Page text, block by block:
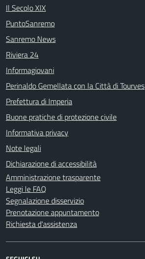
Il Secolo XIX
PuntoSanremo
Sanremo News
Riviera 24
Informagiovani
Perinaldo Gemellata con la Città di Tourves
Prefettura di Imperia
Buone pratiche di protezione civile
Informativa privacy
Note legali
Dichiarazione di accessibilità
Amministrazione trasparente
Leggi le FAQ
Segnalazione disservizio
Prenotazione appuntamento
Richiesta d'assistenza